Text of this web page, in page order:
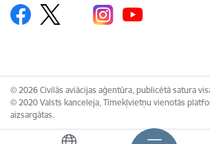
© 2026 Civilās aviācijas aģentūra, publicētā satura
© 2020 Valsts kanceleja, Tīmekļvietņu vienotās
aizsargātas.